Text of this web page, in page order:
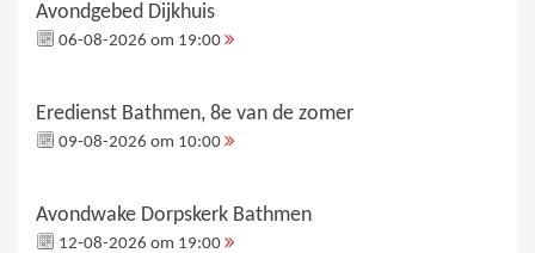
Avondgebed Dijkhuis
06-08-2026 om 19:00
Eredienst Bathmen, 8e van de zomer
09-08-2026 om 10:00
Avondwake Dorpskerk Bathmen
12-08-2026 om 19:00